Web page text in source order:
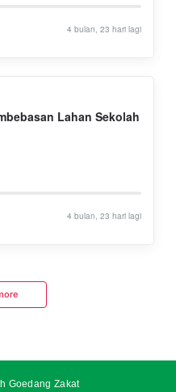
4 bulan, 23 hari lagi
Lahan Sekolah
4 bulan, 23 hari lagi
Goedang Zakat